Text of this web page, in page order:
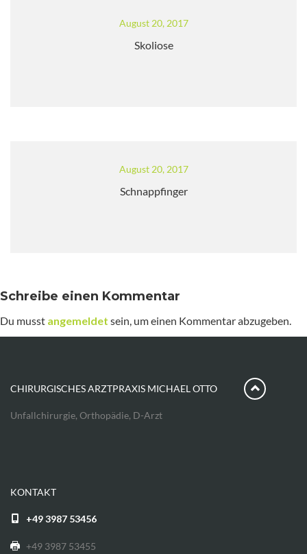
August 20, 2017
Skoliose
August 20, 2017
Schnappfinger
Schreibe einen Kommentar
Du musst angemeldet sein, um einen Kommentar abzugeben.
CHIRURGISCHES ARZTPRAXIS MICHAEL OTTO
Unfallchirurgie, Orthopädie, D-Arzt
KONTAKT
+49 3987 53456
+49 3987 53455